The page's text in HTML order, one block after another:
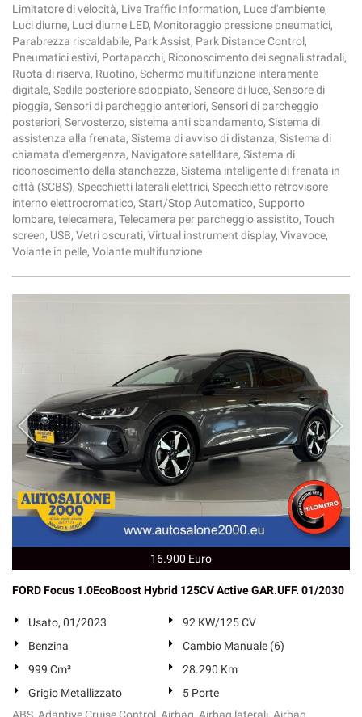
Limitatore di velocità, Live Traffic Information, Luce d'ambiente,
Luci diurne, Luci diurne LED, Monitoraggio pressione pneumatici,
Parabrezza riscaldabile, Park Assist, Park Distance Control,
Pneumatici estivi, Portapacchi, Riconoscimento dei segnali stradali,
Ruota di riserva, Ruotino, Schermo multifunzione interamente
digitale, Sedile posteriore sdoppiato, Sensore di luce, Sensore di
pioggia, Sensori di parcheggio anteriori, Sensori di parcheggio
posteriori, Servosterzo, sistema anti sbandamento, Sistema di
assistenza alla frenata, Sistema di avviso di distanza, Sistema di
chiamata d'emergenza, Navigatore satellitare, Sistema di
riconoscimento della stanchezza, Sistema intelligente di frenata in
città (SCBS), Specchietti laterali elettrici, Specchietto retrovisore
interno elettrocromatico, Start/Stop Automatico, Supporto
lombare, telecamera, Telecamera per parcheggio assistito, Touch
screen, USB, Vetri oscurati, Virtual instrument display, Vivavoce,
Volante in pelle, Volante multifunzione
16.900 Euro
FORD Focus 1.0EcoBoost Hybrid 125CV Active GAR.UFF. 01/2030
Usato, 01/2023
92 KW/125 CV
Benzina
Cambio Manuale (6)
999 Cm³
28.290 Km
Grigio Metallizzato
5 Porte